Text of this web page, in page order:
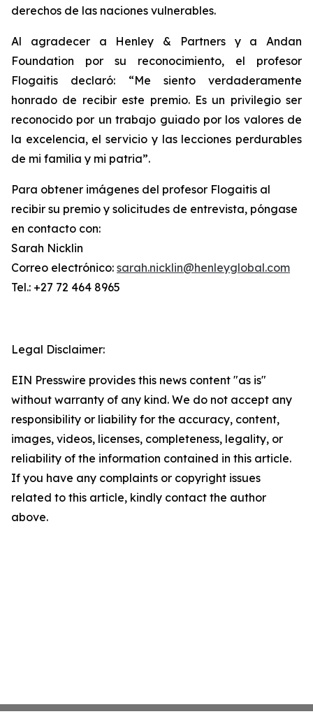
derechos de las naciones vulnerables.
Al agradecer a Henley & Partners y a Andan
Foundation por su reconocimiento, el profesor
Flogaitis declaró: “Me siento verdaderamente
honrado de recibir este premio. Es un privilegio ser
reconocido por un trabajo guiado por los valores de
la excelencia, el servicio y las lecciones perdurables
de mi familia y mi patria”.
Para obtener imágenes del profesor Flogaitis al
recibir su premio y solicitudes de entrevista, póngase
en contacto con:
Sarah Nicklin
Correo electrónico: sarah.nicklin@henleyglobal.com
Tel.: +27 72 464 8965
Legal Disclaimer:
EIN Presswire provides this news content "as is"
without warranty of any kind. We do not accept any
responsibility or liability for the accuracy, content,
images, videos, licenses, completeness, legality, or
reliability of the information contained in this article.
If you have any complaints or copyright issues
related to this article, kindly contact the author
above.